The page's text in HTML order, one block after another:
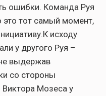
ошибки. Команда Руя
это тот самый момент,
исходу
у другого Руя –
выдержав
со стороны
Виктора Мозеса у